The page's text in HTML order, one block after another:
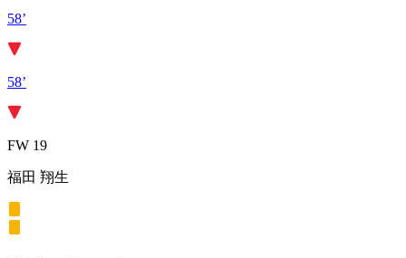
58’
58’
FW 19
福田 翔生